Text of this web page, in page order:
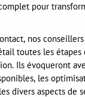
pour
nos
toutes les étapes
Ils évoqueront
les
divers aspects de